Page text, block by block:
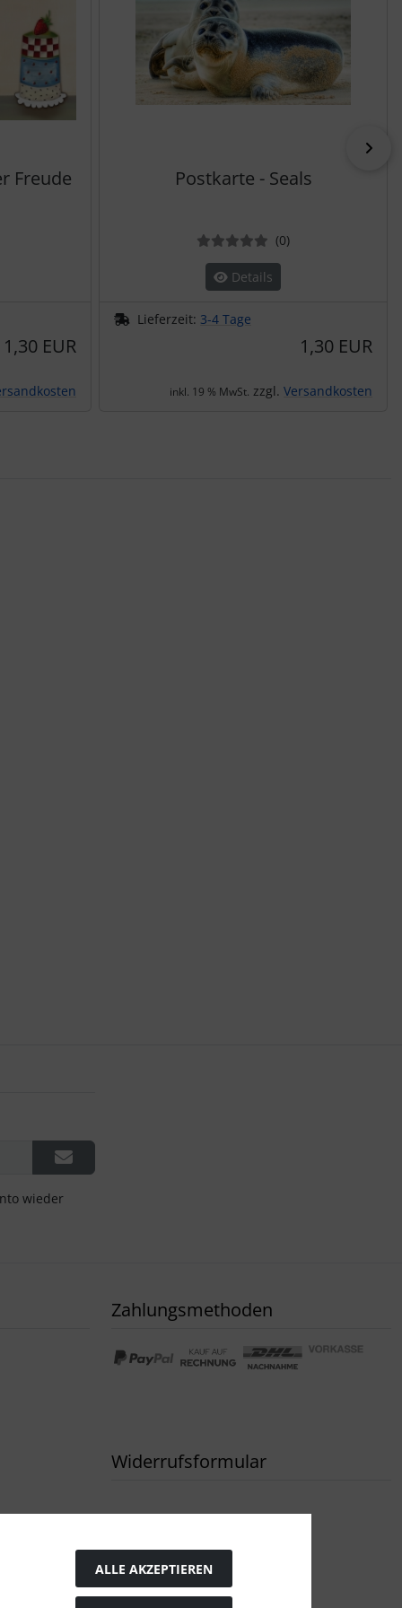
Freude
1,30 EUR
Postkarte - Seals
(0Bewertungen
)
Details
Lieferzeit: 3-4 Tage
1,30 EUR
inkl. 19 % MwSt. zzgl. Versandkosten
wieder
Zahlungsmethoden
Widerrufsformular
ALLE AKZEPTIEREN